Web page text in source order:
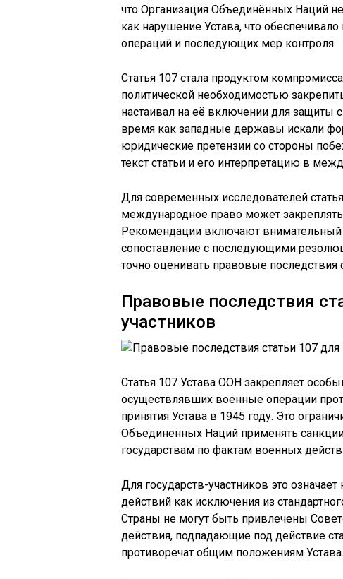
что Организация Объединённых Наций
как нарушение Устава, что
операций и последующих мер контроля.
Статья 107 стала продуктом
политической необходимостью
настаивал на её включении для защиты
время как западные державы искали
юридические претензии со стороны
текст статьи и его интерпретацию в
Для современных исследователей
международное право может закреплять
Рекомендации включают внимательный
сопоставление с последующими
точно оценивать правовые
Правовые последствия
участников
Статья 107 Устава ООН закрепляет
осуществлявших военные операции
принятия Устава в 1945 году. Это
Объединённых Наций применять
государствам по фактам военных
Для государств-участников это
действий как исключения из
Страны не могут быть привлечены
действия, подпадающие под действие
противоречат общим положениям Устава.